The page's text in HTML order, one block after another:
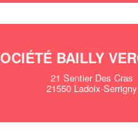
BAILLY
21 Sentier Des Cras
21550 Ladoix-Serrigny